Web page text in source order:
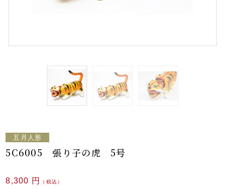
五月人形
5C6005 張り子の虎 5号
8,300 円 （税込）